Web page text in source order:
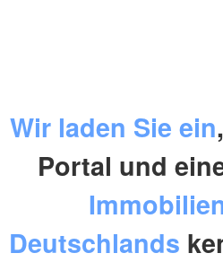
Wir laden Sie ein
Portal und
Deutschlands